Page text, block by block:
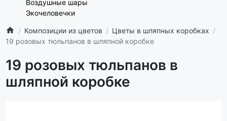
Воздушные шары
Экочеловечки
Композиции из цветов
Цветы в шляпных коробках
19 розовых тюльпанов в шляпной коробке
19 розовых тюльпанов в
шляпной коробке